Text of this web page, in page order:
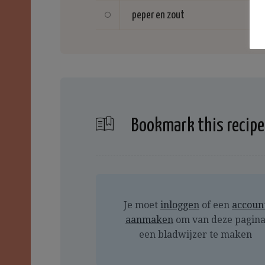
peper en zout
Bookmark this recipe
Je moet inloggen of een
aanmaken om van deze pagina
een bladwijzer te maken